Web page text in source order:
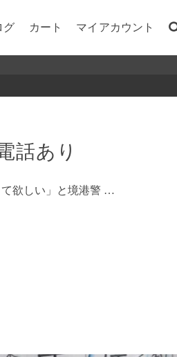
グ カート マイアカウント
話あり
欲しい」と境港警 …